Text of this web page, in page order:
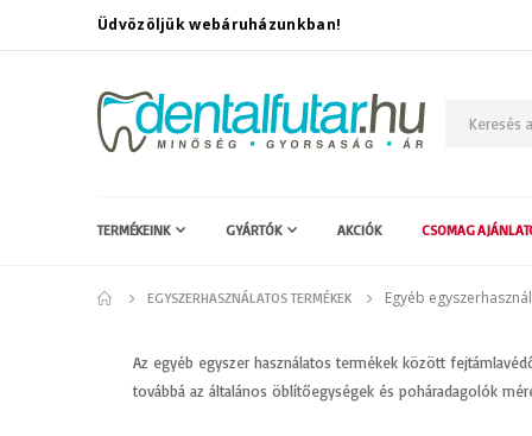
Üdvözöljük webáruházunkban!
TERMÉKEINK GYÁRTÓK AKCIÓK CSOMAG
EGYSZERHASZNÁLATOS TERMÉKEK Egyéb
Az egyéb egyszer használatos termékek között
továbbá az általános öblítőegységek és poháradagolók